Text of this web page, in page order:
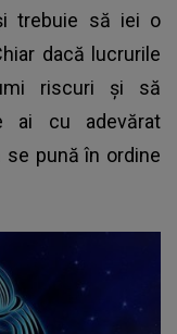
trebuie să iei o
dacă lucrurile
riscuri și să
ai cu adevărat
pună în ordine